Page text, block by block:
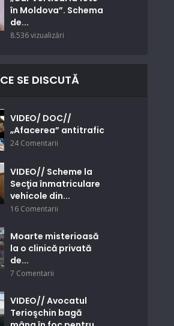
în Moldova”. Schema
de...
8.536 vizualizări
CE SE DISCUTĂ
VIDEO/ DOC//
„Afacerea” antitrafic
24 Comentarii
VIDEO// Scheme la
Secţia înmatriculare
vehicole din...
16 Comentarii
Moarte misterioasă
la o clinică privată
de...
7 Comentarii
VIDEO// Avocatul
Terioşchin bagă